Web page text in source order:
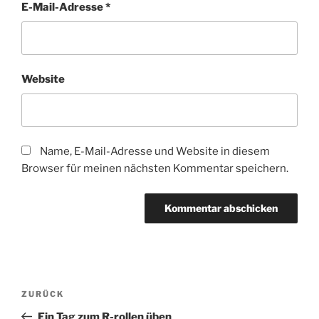
E-Mail-Adresse*
Website
Name, E-Mail-Adresse und Website in diesem
Browser für meinen nächsten Kommentar speichern.
Beitragsnavigation
Vorheriger
Beitrag
ZURÜCK